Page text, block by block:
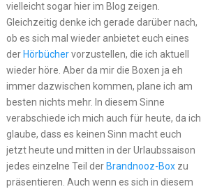
vielleicht sogar hier im Blog zeigen.
Gleichzeitig denke ich gerade darüber nach,
ob es sich mal wieder anbietet euch eines
der Hörbüchervorzustellen, die ich aktuell
wieder höre. Aber da mir die Boxen ja eh
immer dazwischen kommen, plane ich am
besten nichts mehr. In diesem Sinne
verabschiede ich mich auch für heute, da ich
glaube, dass es keinen Sinn macht euch
jetzt heute und mitten in der Urlaubssaison
jedes einzelne Teil der Brandnooz-Boxzu
präsentieren. Auch wenn es sich in diesem